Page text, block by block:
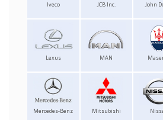
Iveco JCB Inc. John
Lexus MAN
Mercedes-Benz Mitsubishi